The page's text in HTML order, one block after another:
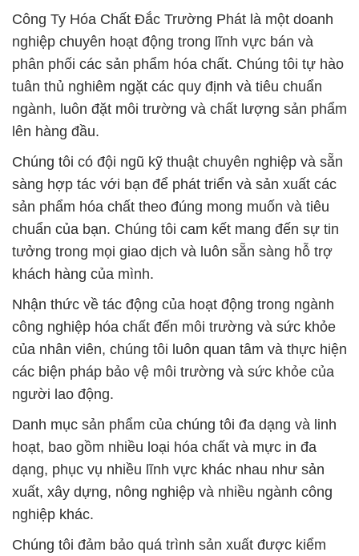
Công Ty Hóa Chất Đắc Trường Phát là một doanh
nghiệp chuyên hoạt động trong lĩnh vực bán và
phân phối các sản phẩm hóa chất. Chúng tôi tự hào
tuân thủ nghiêm ngặt các quy định và tiêu chuẩn
ngành, luôn đặt môi trường và chất lượng sản phẩm
lên hàng đầu.
Chúng tôi có đội ngũ kỹ thuật chuyên nghiệp và sẵn
sàng hợp tác với bạn để phát triển và sản xuất các
sản phẩm hóa chất theo đúng mong muốn và tiêu
chuẩn của bạn. Chúng tôi cam kết mang đến sự tin
tưởng trong mọi giao dịch và luôn sẵn sàng hỗ trợ
khách hàng của mình.
Nhận thức về tác động của hoạt động trong ngành
công nghiệp hóa chất đến môi trường và sức khỏe
của nhân viên, chúng tôi luôn quan tâm và thực hiện
các biện pháp bảo vệ môi trường và sức khỏe của
người lao động.
Danh mục sản phẩm của chúng tôi đa dạng và linh
hoạt, bao gồm nhiều loại hóa chất và mực in đa
dạng, phục vụ nhiều lĩnh vực khác nhau như sản
xuất, xây dựng, nông nghiệp và nhiều ngành công
nghiệp khác.
Chúng tôi đảm bảo quá trình sản xuất được kiểm